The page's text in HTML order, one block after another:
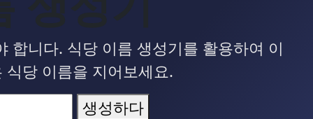
합니다. 식당 이름 생성기를 활용하여 이
당 이름을 지어보세요.
생성하다